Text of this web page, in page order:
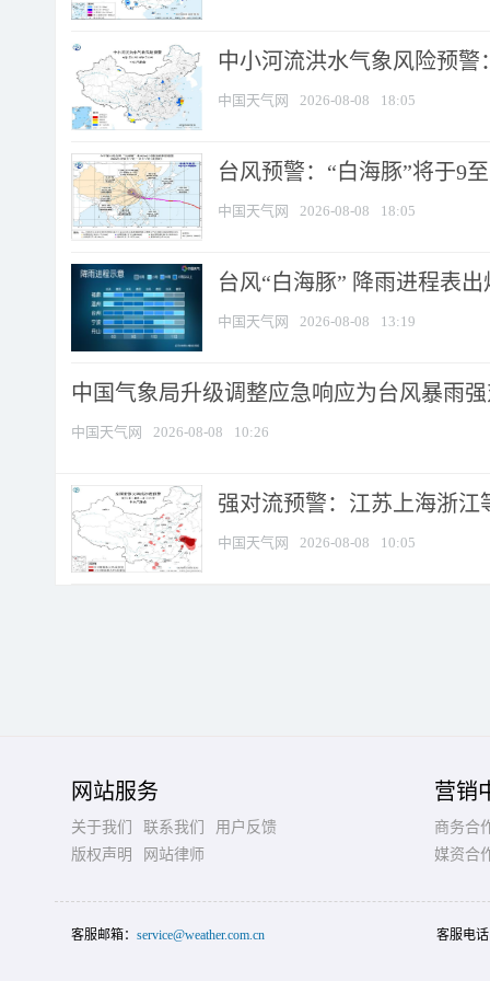
中小河流洪水气象风险预
中国天气网 2026-08-08 18:05
台风预警：“白海豚”将于9
中国天气网 2026-08-08 18:05
台风“白海豚” 降雨进程表
中国天气网 2026-08-08 13:19
中国气象局升级调整应急响应为台风暴雨
中国天气网 2026-08-08 10:26
强对流预警：江苏上海浙江
中国天气网 2026-08-08 10:05
网站服务
关于我们 联系我们
用户反馈
版权声明
网站律师
营销
商务合
媒资合
客服邮箱： service@weather.com.cn 客服电